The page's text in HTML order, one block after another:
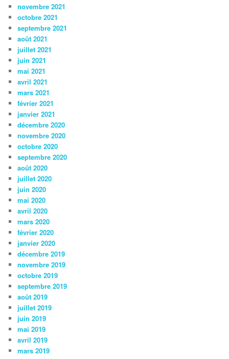
novembre 2021
octobre 2021
septembre 2021
août 2021
juillet 2021
juin 2021
mai 2021
avril 2021
mars 2021
février 2021
janvier 2021
décembre 2020
novembre 2020
octobre 2020
septembre 2020
août 2020
juillet 2020
juin 2020
mai 2020
avril 2020
mars 2020
février 2020
janvier 2020
décembre 2019
novembre 2019
octobre 2019
septembre 2019
août 2019
juillet 2019
juin 2019
mai 2019
avril 2019
mars 2019